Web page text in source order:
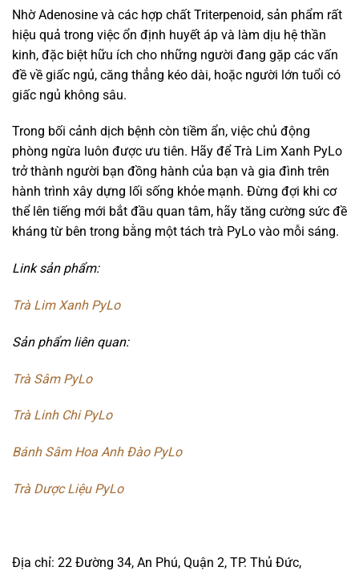
Nhờ Adenosine và các hợp chất Triterpenoid, sản phẩm rất
hiệu quả trong việc ổn định huyết áp và làm dịu hệ thần
kinh, đặc biệt hữu ích cho những người đang gặp các vấn
đề về giấc ngủ, căng thẳng kéo dài, hoặc người lớn tuổi có
giấc ngủ không sâu.
Trong bối cảnh dịch bệnh còn tiềm ẩn, việc chủ động
phòng ngừa luôn được ưu tiên. Hãy để Trà Lim Xanh PyLo
trở thành người bạn đồng hành của bạn và gia đình trên
hành trình xây dựng lối sống khỏe mạnh. Đừng đợi khi cơ
thể lên tiếng mới bắt đầu quan tâm, hãy tăng cường sức đề
kháng từ bên trong bằng một tách trà PyLo vào mỗi sáng.
Link sản phẩm:
Trà Lim Xanh PyLo
Sản phẩm liên quan:
Trà Sâm PyLo
Trà Linh Chi PyLo
Bánh Sâm Hoa Anh Đào PyLo
Trà Dược Liệu PyLo
Địa chỉ: 22 Đường 34, An Phú, Quận 2, TP. Thủ Đức,